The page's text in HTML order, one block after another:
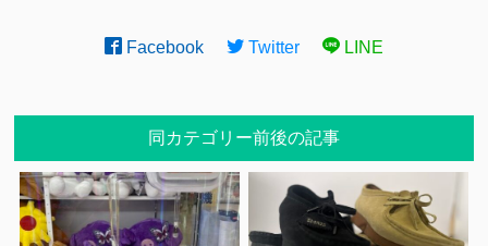
Facebook Twitter LINE
同カテゴリー前後の記事